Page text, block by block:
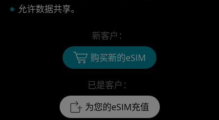
允许数据共享。
已是客户：
为您的eSIM充值
新客户：
购买新的eSIM